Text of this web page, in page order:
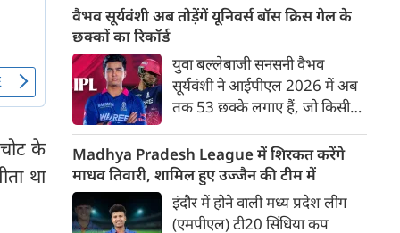
के
था
प्राथमिकता होगी। यह बयान उस चर्चा
के बीच आया है, जिसमें कहा जा रहा
है कि ऑस्ट्रेलिया के कुछ बड़े खिलाड़ी
IPL से आगे बढ़कर अन्य फ्रेंचाइजी
क्रिकेट खेलने के लिए राष्ट्रीय टीम से
दूरी बना सकते हैं।
वैभव सूर्यवंशी अब तोड़ेंगें यूनिवर्स बॉस क्रिस गेल के
छक्कों का रिकॉर्ड
युवा बल्लेबाजी सनसनी वैभव
सूर्यवंशी ने आईपीएल 2026 में अब
तक 53 छक्के लगाए हैं, जो किसी
टूर्नामेंट में दूसरे सबसे ज़्यादा हैं। सबसे
ज़्यादा 59 छक्के क्रिस गेल ने
आईपीएल 2012 में लगाए थे।
सूर्यवंशी की नज़रें अब गेल के रिकॉर्ड
Madhya Pradesh League में शिरकत करेंगे
माधव तिवारी, शामिल हुए उज्जैन की टीम में
इंदौर में होने वाली मध्य प्रदेश लीग
(एमपीएल) टी20 सिंधिया कप